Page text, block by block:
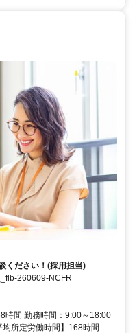
ください！(採用担当)
260609-NCFR
時間 勤務時間：9:00～18:00
均所定労働時間】168時間